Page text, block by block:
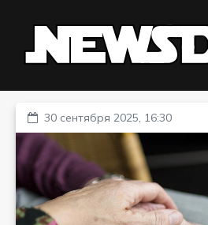
30 сентября 2025, 16:30